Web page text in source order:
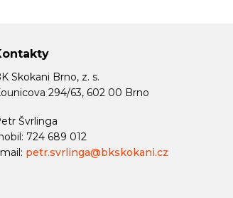
Skokani Brno, z. s.
294/63, 602 00 Brno
Švrlinga
724 689 012
petr.svrlinga@bkskokani.cz